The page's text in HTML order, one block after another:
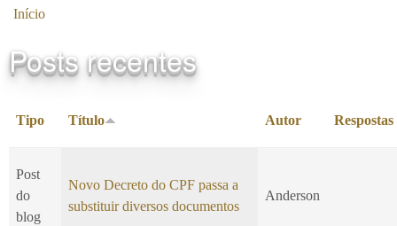
Início
Posts recentes
Tipo Título Autor Respostas
Post
do
blog
Novo Decreto do CPF passa a
substituir diversos documentos
Anderson